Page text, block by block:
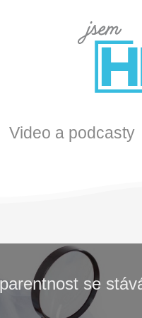
Video a podcasty
se